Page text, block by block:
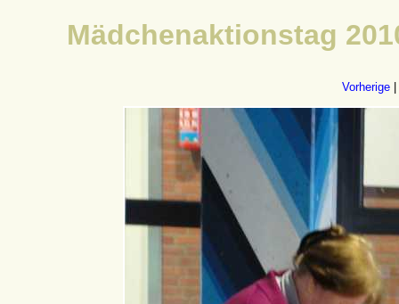
Mädchenaktionstag
Vorherige